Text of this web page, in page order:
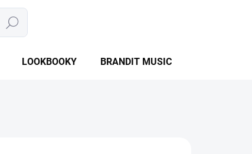
Hledat
LOOKBOOKY BRANDIT MUSIC